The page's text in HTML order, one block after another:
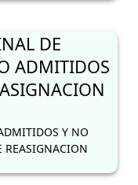
DE
ADMITIDOS
Y NO
REASIGNACION